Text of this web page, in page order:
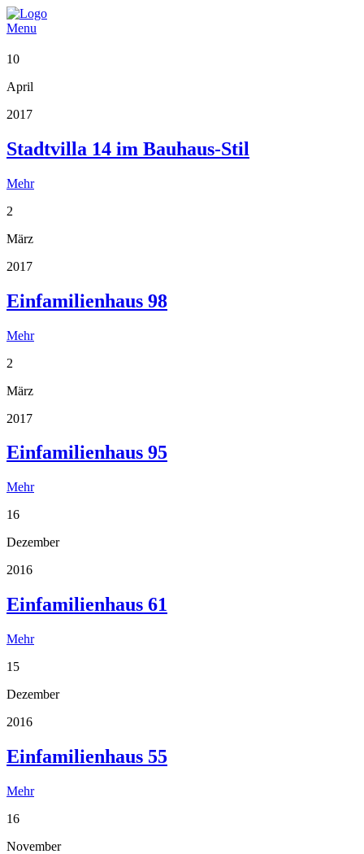
Menu
10
April
2017
Stadtvilla 14 im Bauhaus-Stil
Mehr
2
März
2017
Einfamilienhaus 98
Mehr
2
März
2017
Einfamilienhaus 95
Mehr
16
Dezember
2016
Einfamilienhaus 61
Mehr
15
Dezember
2016
Einfamilienhaus 55
Mehr
16
November